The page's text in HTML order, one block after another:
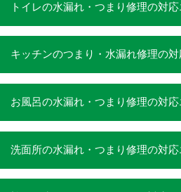
トイレの水漏れ・つまり修理の対
キッチンのつまり・水漏れ修理の
お風呂の水漏れ・つまり修理の対応
洗面所の水漏れ・つまり修理の対応